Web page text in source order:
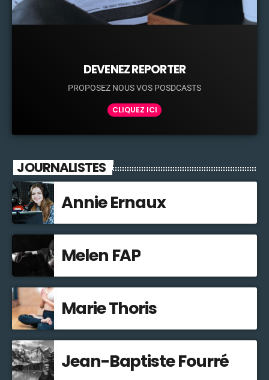
DEVENEZ REPORTER
PROPOSEZ NOUS VOS POSDCASTS
CLIQUEZ ICI
JOURNALISTES
Annie Ernaux
Melen FAP
Marie Thoris
Jean-Baptiste Fourré